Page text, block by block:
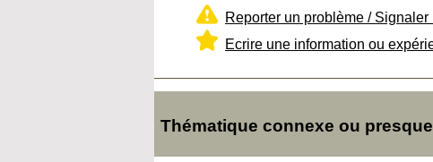
Reporter un problème /
Ecrire une information ou
Thématique connexe ou